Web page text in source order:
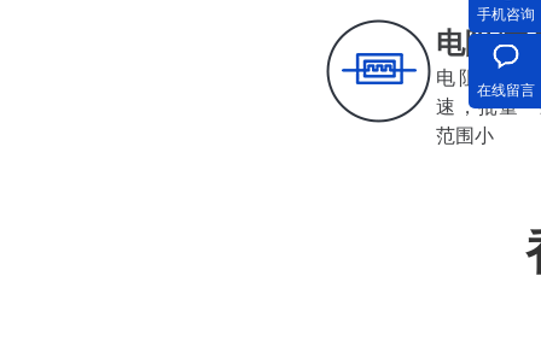
电阻/电
电阻电感值
速，批量
范围小
手机咨询
在线留言